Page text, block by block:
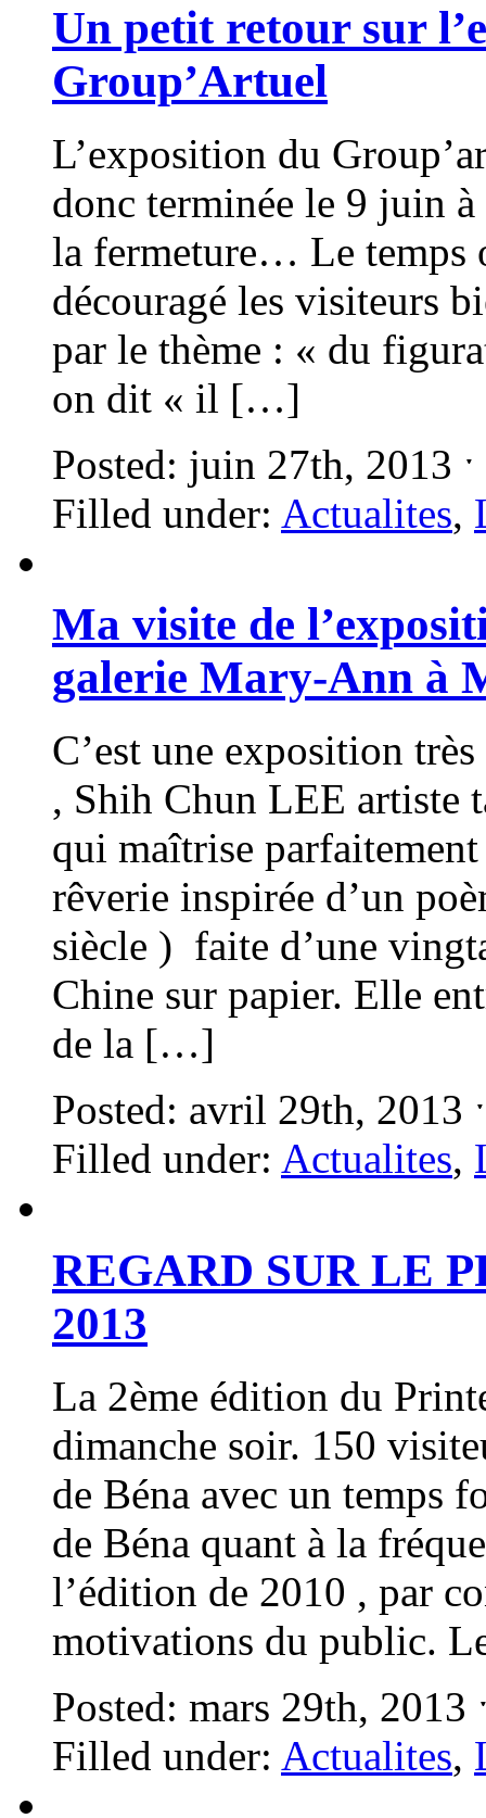
Un petit retour sur
Group’Artuel
L’exposition du
donc terminée le 9 juin
la fermeture… Le temps
découragé les visiteurs
par le thème : « du
on dit « il […]
Posted: juin 27th, 2013
Filled under: Actualites,
Ma visite de
galerie Mary-Ann à
C’est une exposition
, Shih Chun LEE artiste
qui maîtrise
rêverie inspirée d’un
siècle ) faite d’une
Chine sur papier. Elle
de la […]
Posted: avril 29th, 2013
Filled under: Actualites,
REGARD SUR LE
2013
La 2ème édition du
dimanche soir. 150
de Béna avec un temps
de Béna quant à la
l’édition de 2010 , par
motivations du public.
Posted: mars 29th,
Filled under: Actualites,